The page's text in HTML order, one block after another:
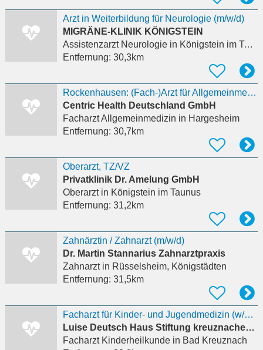
Arzt in Weiterbildung für Neurologie (m/w/d)
MIGRÄNE-KLINIK KÖNIGSTEIN
Assistenzarzt Neurologiein Königstein im Taunus
Entfernung: 30,3km
Rockenhausen: (Fach-)Arzt für Allgemeinmedizin / Innere Medizin / Kardiologie (m/w/d)
Centric Health Deutschland GmbH
Facharzt Allgemeinmedizin in Hargesheim
Entfernung: 30,7km
Oberarzt, TZ/VZ
Privatklinik Dr. Amelung GmbH
Oberarztin Königstein im Taunus
Entfernung: 31,2km
Zahnärztin / Zahnarzt (m/w/d)
Dr. Martin Stannarius Zahnarztpraxis
Zahnarztin Rüsselsheim, Königstädten
Entfernung: 31,5km
Facharzt für Kinder- und Jugendmedizin (w/m/d)
Luise Deutsch Haus Stiftung kreuznacher diakonie Seniorenhilfe
Facharzt Kinderheilkundein Bad Kreuznach